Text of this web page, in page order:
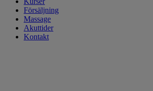
Försäljning
Massage
Akuttider
Kontakt